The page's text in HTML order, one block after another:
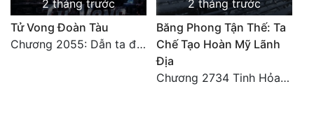
2 tháng trước
Tử Vong Đoàn Tàu
Chương 2055: Dẫn ta đi đại kết cục
2 tháng trước
Băng Phong Tận Thế: Ta
Chế Tạo Hoàn Mỹ Lãnh
Địa
Chương 2734 Tinh Hỏa (Đại kết cục) (2)